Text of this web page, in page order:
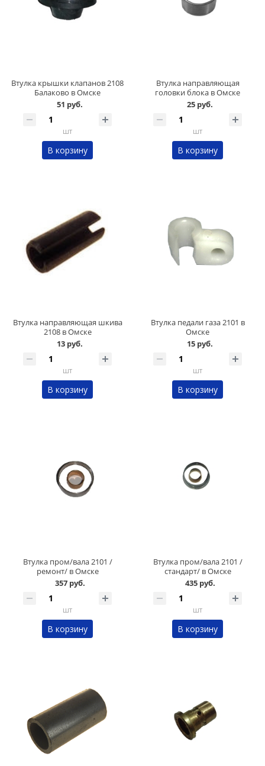
Втулка крышки клапанов 2108
Балаково в Омске
51 руб.
шт
В корзину
Втулка направляющая
головки блока в Омске
25 руб.
шт
В корзину
Втулка направляющая шкива
2108 в Омске
13 руб.
шт
В корзину
Втулка педали газа 2101 в
Омске
15 руб.
шт
В корзину
Втулка пром/вала 2101 /
ремонт/ в Омске
357 руб.
шт
В корзину
Втулка пром/вала 2101 /
стандарт/ в Омске
435 руб.
шт
В корзину